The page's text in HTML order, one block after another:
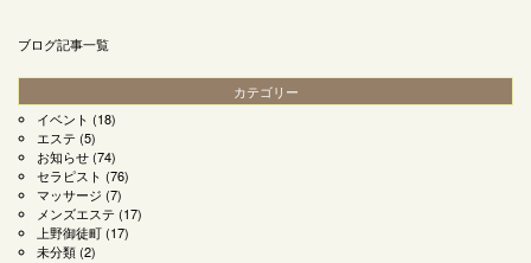
ブログ記事一覧
カテゴリー
イベント (18)
エステ (5)
お知らせ(74)
セラピスト (76)
マッサージ (7)
メンズエステ (17)
上野御徒町(17)
未分類(2)